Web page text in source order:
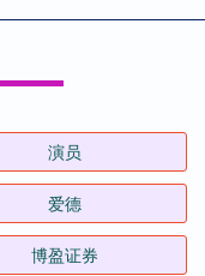
演员
爱德
博盈证券